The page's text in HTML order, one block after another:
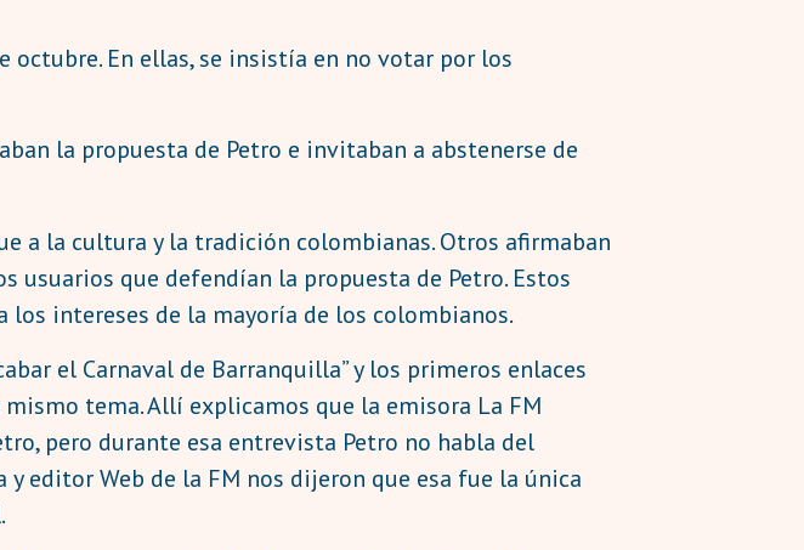
En ellas, se insistía en no votar por los
la propuesta de Petro e invitaban a abstenerse de
a la cultura y la tradición colombianas. Otros afirmaban
que defendían la propuesta de Petro. Estos
intereses de la mayoría de los colombianos.
el Carnaval de Barranquilla” y los primeros enlaces
tema. Allí explicamos que la emisora La FM
pero durante esa entrevista Petro no habla del
editor Web de la FM nos dijeron que esa fue la única